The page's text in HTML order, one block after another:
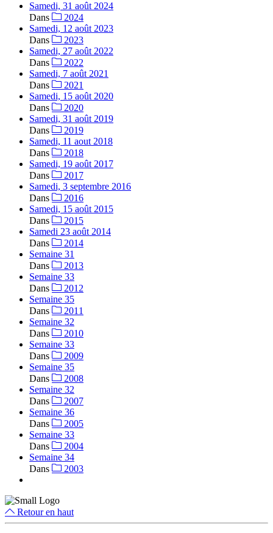
Samedi, 31 août 2024
Dans
2024
Samedi, 12 août 2023
Dans
2023
Samedi, 27 août 2022
Dans
2022
Samedi, 7 août 2021
Dans
2021
Samedi, 15 août 2020
Dans
2020
Samedi, 31 août 2019
Dans
2019
Samedi, 11 aout 2018
Dans
2018
Samedi, 19 août 2017
Dans
2017
Samedi, 3 septembre 2016
Dans
2016
Samedi, 15 août 2015
Dans
2015
Samedi 23 août 2014
Dans
2014
Semaine 31
Dans
2013
Semaine 33
Dans
2012
Semaine 35
Dans
2011
Semaine 32
Dans
2010
Semaine 33
Dans
2009
Semaine 35
Dans
2008
Semaine 32
Dans
2007
Semaine 36
Dans
2005
Semaine 33
Dans
2004
Semaine 34
Dans
2003
Retour en haut